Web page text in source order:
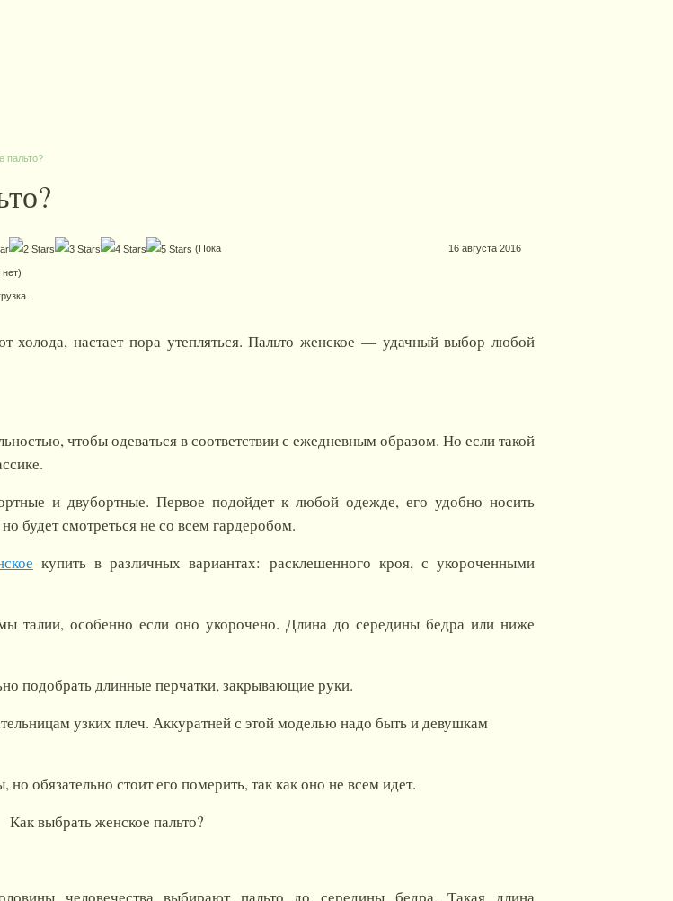
пальто?
(Пока
нет)
16 августа 2016
холода, настает пора утепляться. Пальто женское — удачный выбор любой
чтобы одеваться в соответствии с ежедневным образом. Но если такой
и двубортные. Первое подойдет к любой одежде, его удобно носить
будет смотреться не со всем гардеробом.
купить в различных вариантах: расклешенного кроя, с укороченными
талии, особенно если оно укорочено. Длина до середины бедра или ниже
подобрать длинные перчатки, закрывающие руки.
узких плеч. Аккуратней с этой моделью надо быть и девушкам
обязательно стоит его померить, так как оно не всем идет.